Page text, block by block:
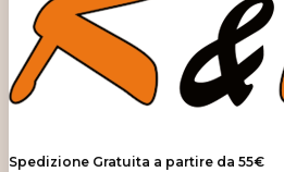
Spedizione Gratuita a partire da 55€